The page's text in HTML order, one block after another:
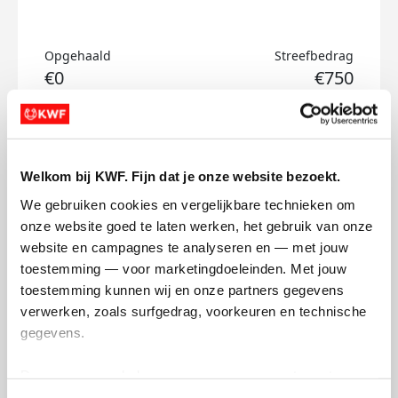
Welkom bij KWF. Fijn dat je onze website bezoekt.
We gebruiken cookies en vergelijkbare technieken om
onze website goed te laten werken, het gebruik van onze
website en campagnes te analyseren en — met jouw
toestemming — voor marketingdoeleinden. Met jouw
toestemming kunnen wij en onze partners gegevens
verwerken, zoals surfgedrag, voorkeuren en technische
gegevens.
Opgehaald
€0
Streefbedrag
€750
Doneer
Joey's badges